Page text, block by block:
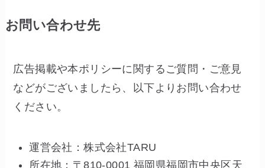
お問い合わせ先
広告掲載や本ポリシーに関するご質問・ご意見
などがございましたら、以下よりお問い合わせ
ください。
運営会社：株式会社TARU
所在地：〒810-0001 福岡県福岡市中央区天